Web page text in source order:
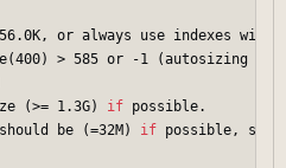
or always use indexes with
> 585 or -1 (autosizing
(>= 1.3G)
if possible.
be (=32M)
if possible, so